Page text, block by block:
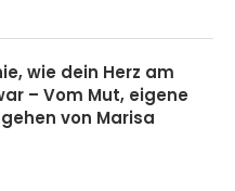
wie dein Herz am
– Vom Mut, eigene
von Marisa